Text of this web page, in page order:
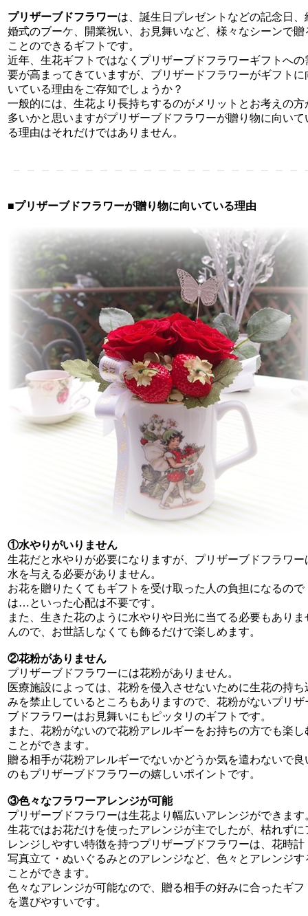
プリザーブドフラワーは、誕生日プレゼントなどの記念日、
婚式のブーケ、開業祝い、お見舞いなど、様々なシーンで贈
ことのできるギフトです。
近年、生花ギフトではなくプリザーブドフラワーギフトへの
要が高まってきていますが、ブリザードフラワーがギフトに
いている理由をご存知でしょうか？
一般的には、生花より長持ちするのがメリットとお考えの方
多いかと思いますがプリザーブドフラワーが贈り物に向いて
る理由はそれだけではありません。
■プリザーブドフラワーが贈り物に向いている理由
①水やりがいりません
生花だと水やりが必要になりますが、プリザーブドフラワー
水を与える必要がありません。
お花を贈りたくてもギフトを受け取った人の負担になるので
は…といった心配は不要です。
また、生きた花のように水やりや日光に当てる必要もありま
んので、お世話しなくても飾るだけで楽しめます。
②花粉がありません
プリザーブドフラワーには花粉がありません。
医療施設によっては、花粉を侵入させないために生花の持ち
みを禁止しているところもありますので、花粉がないプリザ
ブドフラワーはお見舞いにもピッタリのギフトです。
また、花粉がないので花粉アレルギーをお持ちの方でも楽し
ことができます。
贈る相手が花粉アレルギーでないかどうか気を遣わないで良
のもプリザーブドフラワーの嬉しいポイントです。
③色々なフラワーアレンジが可能
プリザーブドフラワーは生花より幅広いアレンジができます
生花ではお花だけを使ったアレンジが主でしたが、枯れずに
レンジしやすい特徴を持つプリザーブドフラワーは、花時計
写真立て・ぬいぐるみとのアレンジなど、色々とアレンジす
ことができます。
色々なアレンジが可能なので、贈る相手の好みに合ったギフ
を選びやすいです。